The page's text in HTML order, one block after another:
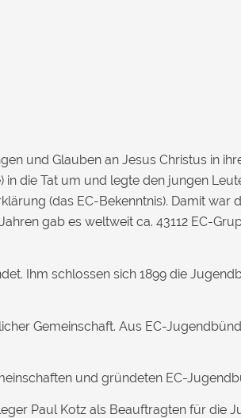
und Glauben an Jesus Christus in
die Tat um und legte den jungen
(das EC-Bekenntnis). Damit war
gab es weltweit ca. 43112 EC-
Ihm schlossen sich 1899 die
Gemeinschaft. Aus EC-
und gründeten EC-
Paul Kotz als Beauftragten für die